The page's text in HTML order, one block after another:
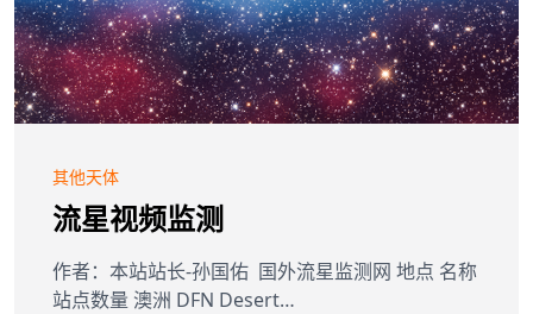
其他天体
流星视频监测
作者：本站站长-孙国佑 国外流星监测网 地点 名称
站点数量 澳洲 DFN Desert…